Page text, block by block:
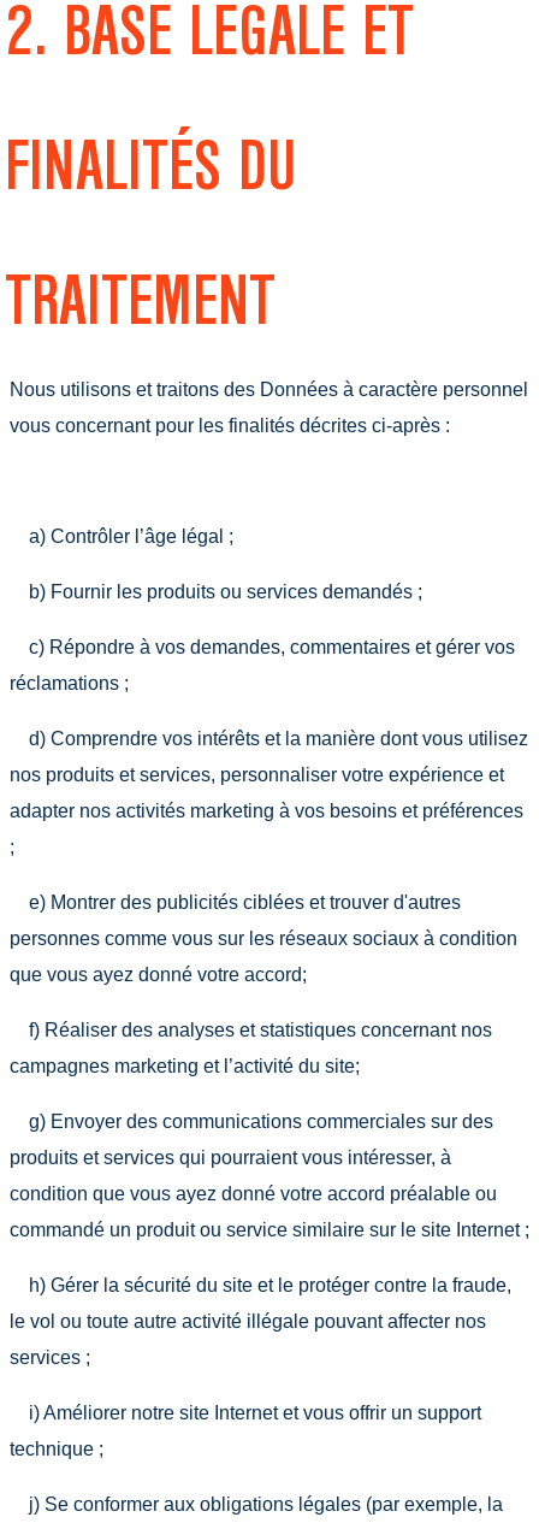
2. BASE LEGALE ET
FINALITÉS DU
TRAITEMENT
Nous utilisons et traitons des Données à caractère personnel
vous concernant pour les finalités décrites ci-après :
a) Contrôler l’âge légal ;
b) Fournir les produits ou services demandés ;
c) Répondre à vos demandes, commentaires et gérer vos
réclamations ;
d) Comprendre vos intérêts et la manière dont vous utilisez
nos produits et services, personnaliser votre expérience et
adapter nos activités marketing à vos besoins et préférences
;
e) Montrer des publicités ciblées et trouver d'autres
personnes comme vous sur les réseaux sociaux à condition
que vous ayez donné votre accord;
f) Réaliser des analyses et statistiques concernant nos
campagnes marketing et l’activité du site;
g) Envoyer des communications commerciales sur des
produits et services qui pourraient vous intéresser, à
condition que vous ayez donné votre accord préalable ou
commandé un produit ou service similaire sur le site Internet ;
h) Gérer la sécurité du site et le protéger contre la fraude,
le vol ou toute autre activité illégale pouvant affecter nos
services ;
i) Améliorer notre site Internet et vous offrir un support
technique ;
j) Se conformer aux obligations légales (par exemple, la